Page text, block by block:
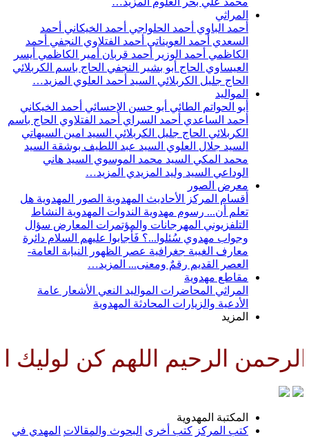
المراثي
أحمد الباوي أحمد الحلواجي أحمد الخيكاني أحمد
السعدي أحمد العويناتي أحمد الفتلاوي النجفي أحمد
الكاظمي أحمد الوزير أحمد قربان أمير الكاظمي أيسر
العيساوي الحاج أبو بشير النجفي الحاج باسم الكربلائي
الحاج جليل الكربلائي السيد أحمد العلوي المزيد…
المواليد
أبو الحواتم الطائي أبو حسن الإحسائي أحمد الخيكاني
أحمد الساعدي أحمد السراي أحمد الفتلاوي الحاج باسم
الكربلائي الحاج جليل الكربلائي السيد امين السيهاتي
السيد جلال العلوي السيد عبد اللطيف بوشقة السيد
محمد المكي السيد محمد الموسوي السيد هاني
الوداعي السيد وليد المزيدي المزيد…
معرض الصور
أقسام المركز
الأحاديث المهدوية الصور المهدوية هل
تعلم أن... رسوم مهدوية الندوات المهدوية النشاط
التلفزيوني المهرجانات والمؤتمرات المعارض سؤال
وجواب مهدوي سُئلوا...؟ فَأجابوا عليهم السلام دائرة
معارف الغيبة جغرافية عصر الظهور
النيابة العامة-
العصر القديم رقمٌ ومعنى... المزيد…
مقاطع مهدوية
المراثي المحاضرات المواليد النعي الأشعار
عامة
الأدعية والزيارات المحادثة المهدوية
المزيد
الرحيم اللهم كن لوليك
المكتبة المهدوية
كتب المركز كتب أخرى البحوث والمقالات المهدي في